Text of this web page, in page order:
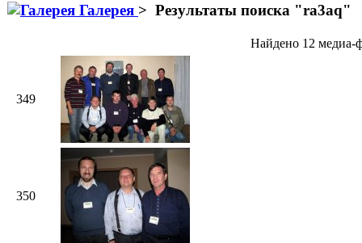
Галерея > Результаты поиска "ra3aq"
Найдено 12 медиа-
349
350